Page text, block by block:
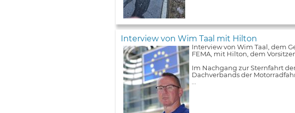
Interview von Wim Taal mit Hilton
Interview von Wim Taal, dem
FEMA, mit Hilton, dem
Im Nachgang zur Sternfahrt
Dachverbands der